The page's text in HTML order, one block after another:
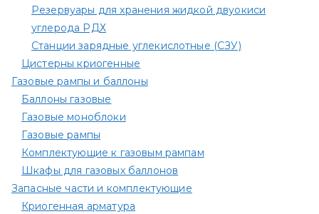
Резервуары для хранения жидкой двуокиси
углерода РДХ
Станции зарядные углекислотные (СЗУ)
Цистерны криогенные
Газовые рампы и баллоны
Баллоны газовые
Газовые моноблоки
Газовые рампы
Комплектующие к газовым рампам​
Шкафы для газовых баллонов
Запасные части и комплектующие
Криогенная арматура